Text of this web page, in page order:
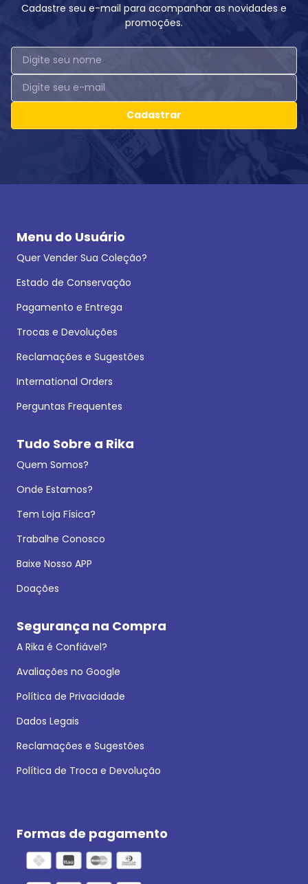
Cadastre seu e-mail para acompanhar as novidades e
promoções.
Cadastrar
Menu do Usuário
Quer Vender Sua Coleção?
Estado de Conservação
Pagamento e Entrega
Trocas e Devoluções
Reclamações e Sugestões
International Orders
Perguntas Frequentes
Tudo Sobre a Rika
Quem Somos?
Onde Estamos?
Tem Loja Física?
Trabalhe Conosco
Baixe Nosso APP
Doações
Segurança na Compra
A Rika é Confiável?
Avaliações no Google
Política de Privacidade
Dados Legais
Reclamações e Sugestões
Política de Troca e Devolução
Formas de pagamento